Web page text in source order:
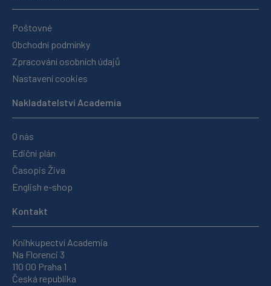
Poštovné
Obchodní podmínky
Zpracování osobních údajů
Nastavení cookies
Nakladatelství Academia
O nás
Ediční plán
Časopis Živa
English e-shop
Kontakt
Knihkupectví Academia
Na Florenci 3
110 00 Praha 1
Česká republika